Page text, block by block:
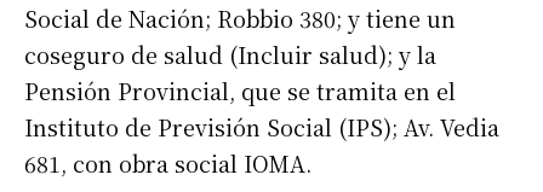
Social de Nación; Robbio 380; y tiene un
coseguro de salud (Incluir salud); y la
Pensión Provincial, que se tramita en el
Instituto de Previsión Social (IPS); Av. Vedia
681, con obra social IOMA.